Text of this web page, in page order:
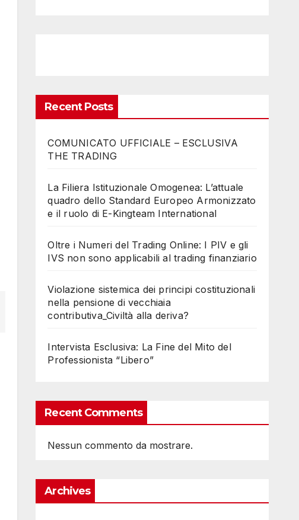
Recent Posts
COMUNICATO UFFICIALE – ESCLUSIVA
THE TRADING
La Filiera Istituzionale Omogenea: L’attuale
quadro dello Standard Europeo Armonizzato
e il ruolo di E-Kingteam International
Oltre i Numeri del Trading Online: I PIV e gli
IVS non sono applicabili al trading finanziario
Violazione sistemica dei principi costituzionali
nella pensione di vecchiaia
contributiva_Civiltà alla deriva?
Intervista Esclusiva: La Fine del Mito del
Professionista “Libero”
Recent Comments
Nessun commento da mostrare.
Archives